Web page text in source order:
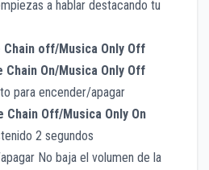
a hablar destacando tu
Chain off/Musica Only Off
Chain On/Musica Only Off
para encender/apagar
Chain Off/Musica Only On
2 segundos
No baja el volumen de la